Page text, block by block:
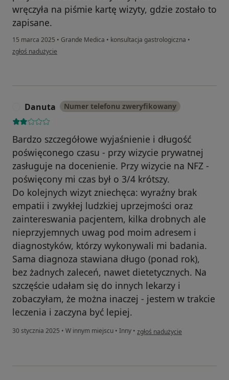
wręczyła na piśmie kartę wizyty, gdzie zostało to
zapisane.
15 marca 2025 • Grande Medica • konsultacja gastrologiczna •
w opinii użytkownika Jarek
zgłoś nadużycie
Danuta Numer telefonu zweryfikowany
Bardzo szczegółowe wyjaśnienie i długość
poświęconego czasu - przy wizycie prywatnej
zasługuje na docenienie. Przy wizycie na NFZ -
poświęcony mi czas był o 3/4 krótszy.
Do kolejnych wizyt zniechęca: wyraźny brak
empatii i zwykłej ludzkiej uprzejmości oraz
zaintereswania pacjentem, kilka drobnych ale
nieprzyjemnych uwag pod moim adresem i
diagnostyków, którzy wykonywali mi badania.
Sama diagnoza stawiana długo (ponad rok),
bez żadnych zaleceń, nawet dietetycznych. Na
szczęście udałam się do innych lekarzy i
zobaczyłam, że można inaczej - jestem w trakcie
leczenia i zaczyna być lepiej.
30 stycznia 2025 • W innym miejscu • Inny • w opinii użytkownika Danuta
zgłoś nadużycie